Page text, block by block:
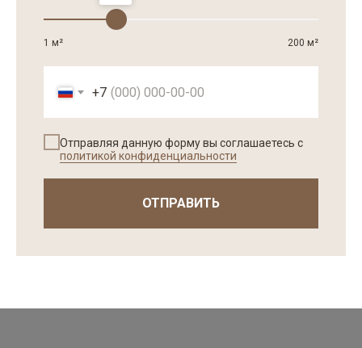
1 м² 200 м²
+7
Отправляя данную форму вы соглашаетесь с
политикой конфиденциальности
ОТПРАВИТЬ